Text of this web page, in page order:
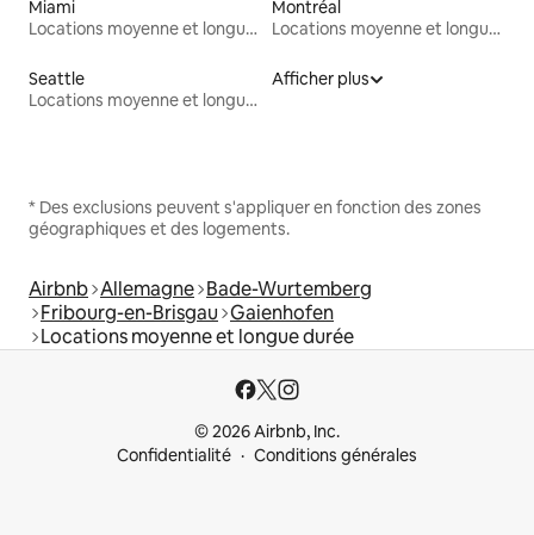
Miami
Locations moyenne et longue durée
Montréal
Locations moyenne et longue durée
Seattle
Locations moyenne et longue durée
Afficher plus
* Des exclusions peuvent s'appliquer en fonction des zones
géographiques et des logements.
Airbnb Allemagne Bade-Wurtemberg
Fribourg-en-Brisgau Gaienhofen
Locations moyenne et longue durée
© 2026 Airbnb, Inc.
Confidentialité
Conditions générales